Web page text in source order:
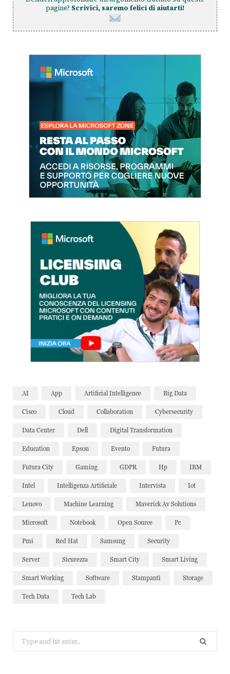
pagine? Scrivici, saremo felici di aiutarti!
AI App Artificial Intelligence Big Data
Cisco Cloud Collaboration Cybersecurity
Data Center Dell Digital Transformation
Education Epson Evento Futura
Futura City Gaming GDPR Hp IBM
Intel Intelligenza Artificiale Intervista Iot
Lenovo Machine Learning Maverick Av Solutions
Microsoft Notebook Open Source Pc
Pmi Red Hat Samsung Security
Server Sicurezza Smart City Smart Living
Smart Working Software Stampanti Storage
Tech Data Tech Lab
for: